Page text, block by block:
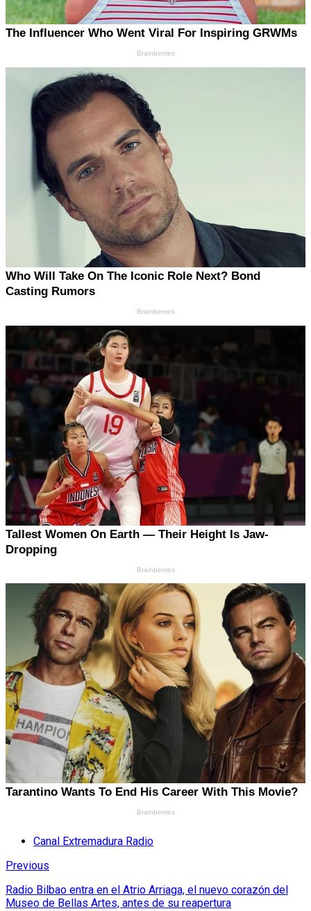
Canal Extremadura Radio
Previous
Radio Bilbao entra en el Atrio Arriaga, el nuevo corazón del
Museo de Bellas Artes, antes de su reapertura